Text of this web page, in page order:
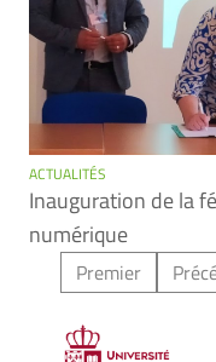
ACTUALITÉS
Inauguration de la
numérique
Premier